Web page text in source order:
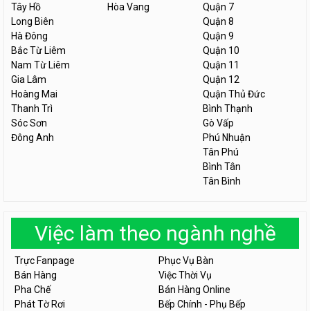
Tây Hồ
Long Biên
Hà Đông
Bắc Từ Liêm
Nam Từ Liêm
Gia Lâm
Hoàng Mai
Thanh Trì
Sóc Sơn
Đông Anh
Hòa Vang
Quận 7
Quận 8
Quận 9
Quận 10
Quận 11
Quận 12
Quận Thủ Đức
Bình Thạnh
Gò Vấp
Phú Nhuận
Tân Phú
Bình Tân
Tân Bình
Việc làm theo ngành nghề
Trực Fanpage
Phục Vụ Bàn
Bán Hàng
Việc Thời Vụ
Pha Chế
Bán Hàng Online
Phát Tờ Rơi
Bếp Chính - Phụ Bếp